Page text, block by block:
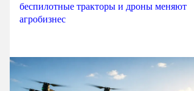
беспилотные тракторы и дроны меняют
агробизнес